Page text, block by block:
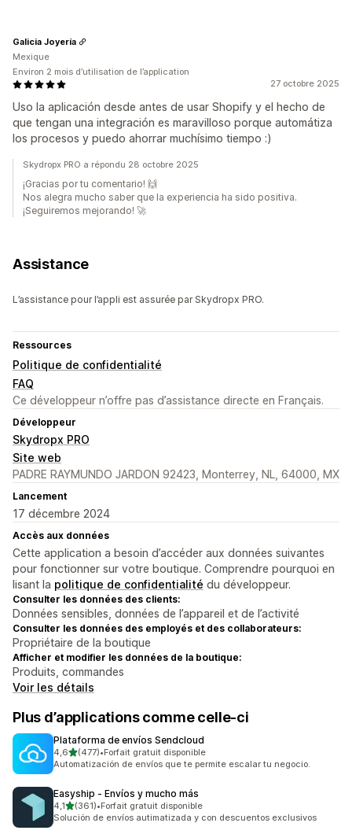
27 octobre 2025
Uso la aplicación desde antes de usar Shopify y el hecho de
que tengan una integración es maravilloso porque automátiza
los procesos y puedo ahorrar muchísimo tiempo :)
Galicia Joyería
Mexique
Environ 2 mois d’utilisation de l’application
Skydropx PRO a répondu 28 octobre 2025
¡Gracias por tu comentario! 🙌
Nos alegra mucho saber que la experiencia ha sido positiva.
¡Seguiremos mejorando! 🚀
Assistance
L’assistance pour l’appli est assurée par Skydropx PRO.
Ressources
Politique de confidentialité
FAQ
Ce développeur n’offre pas d’assistance directe en Français.
Développeur
Skydropx PRO
Site web
PADRE RAYMUNDO JARDON 92423, Monterrey, NL, 64000, MX
Lancement
17 décembre 2024
Accès aux données
Cette application a besoin d’accéder aux données suivantes
pour fonctionner sur votre boutique. Comprendre pourquoi en
lisant la politique de confidentialité du développeur.
Consulter les données des clients:
Données sensibles, données de l’appareil et de l’activité
Consulter les données des employés et des collaborateurs:
Propriétaire de la boutique
Afficher et modifier les données de la boutique:
Produits, commandes
Voir les détails
Plus d’applications comme celle-ci
Plataforma de envíos Sendcloud
4,6étoile(s) sur 5
(477)
477 avis au total
•Forfait gratuit disponible
Automatización de envíos que te permite escalar tu negocio.
Easyship ‑ Envíos y mucho más
4,1étoile(s) sur 5
(361)
361 avis au total
•Forfait gratuit disponible
Solución de envíos autimatizada y con descuentos exclusivos